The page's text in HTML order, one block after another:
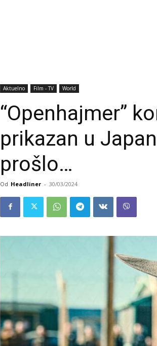
Aktuelno Film - TV World
“Openhajmer”
prikazan u
prošlo…
Od Headliner - 30/03/2024